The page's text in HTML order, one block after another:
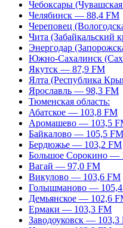
Чебоксары
Челябинск — 88,4 FM
Череповец
Чита (Забайкальский
Энергодар
Южно-Сахалинск
Якутск — 87,9 FM
Ялта (Республика
Ярославль — 98,3 FM
Тюменская область:
Абатское — 103,8 FM
Аромашево — 103,5
Байкалово — 105,5 FM
Бердюжье — 103,2 FM
Большое Сорокино —
Вагай — 97,0 FM
Викулово — 103,6 FM
Голышманово —
Демьянское — 102,6
Ермаки — 103,3 FM
Заводоуковск — 103,3